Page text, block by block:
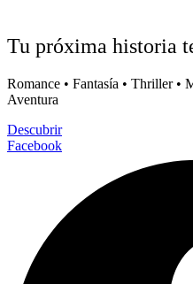
Tu próxima historia
Romance • Fantasía • Thriller •
Aventura
Descubrir
Facebook